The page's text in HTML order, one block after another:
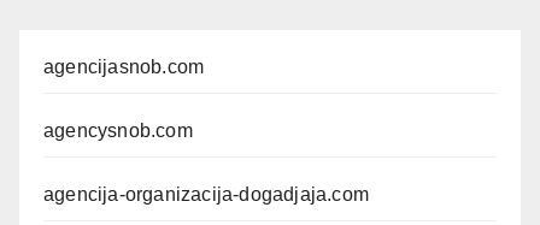
agencijasnob.com
agencysnob.com
agencija-organizacija-dogadjaja.com